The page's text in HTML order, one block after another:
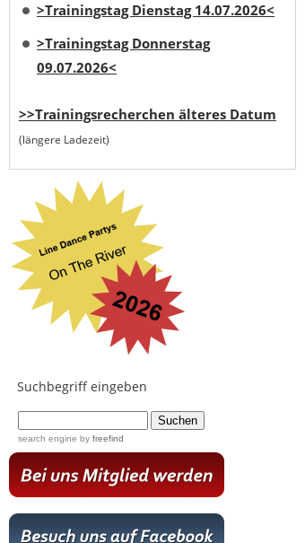
>Trainingstag Dienstag 14.07.2026<
>Trainingstag Donnerstag
09.07.2026<
>>Trainingsrecherchen älteres Datum
(längere Ladezeit)
Suchbegriff eingeben
search engine by freefind